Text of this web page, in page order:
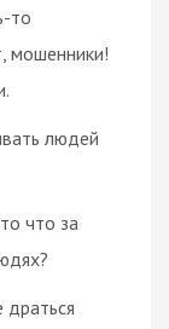
то
мошенники!
людей
что за
драться